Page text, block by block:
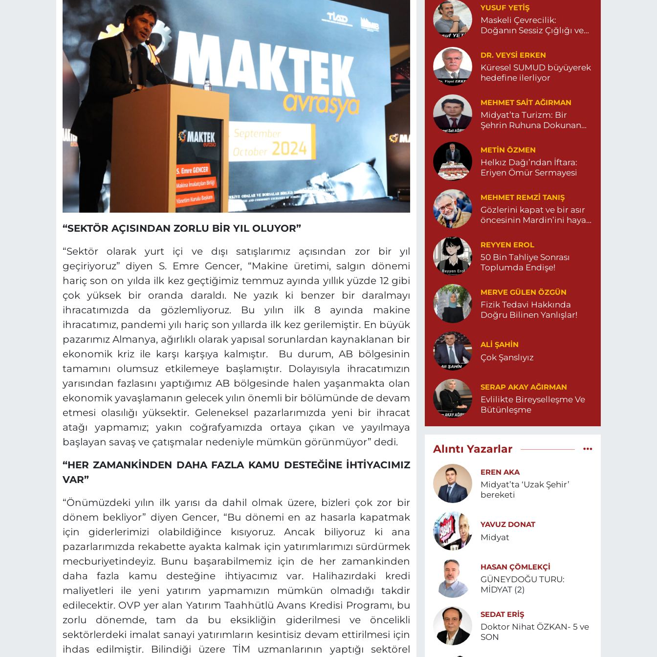
“SEKTÖR AÇISINDAN ZORLU BİR YIL OLUYOR”
“Sektör olarak yurt içi ve dışı satışlarımız açısından zor bir yıl
geçiriyoruz” diyen S. Emre Gencer, “Makine üretimi, salgın dönemi
hariç son on yılda ilk kez geçtiğimiz temmuz ayında yıllık yüzde 12 gibi
çok yüksek bir oranda daraldı. Ne yazık ki benzer bir daralmayı
ihracatımızda da gözlemliyoruz. Bu yılın ilk 8 ayında makine
ihracatımız, pandemi yılı hariç son yıllarda ilk kez gerilemiştir. En büyük
pazarımız Almanya, ağırlıklı olarak yapısal sorunlardan kaynaklanan bir
ekonomik kriz ile karşı karşıya kalmıştır. Bu durum, AB bölgesinin
tamamını olumsuz etkilemeye başlamıştır. Dolayısıyla ihracatımızın
yarısından fazlasını yaptığımız AB bölgesinde halen yaşanmakta olan
ekonomik yavaşlamanın gelecek yılın önemli bir bölümünde de devam
etmesi olasılığı yüksektir. Geleneksel pazarlarımızda yeni bir ihracat
atağı yapmamız; yakın coğrafyamızda ortaya çıkan ve yayılmaya
başlayan savaş ve çatışmalar nedeniyle mümkün görünmüyor” dedi.
“HER ZAMANKİNDEN DAHA FAZLA KAMU DESTEĞİNE İHTİYACIMIZ
VAR”
“Önümüzdeki yılın ilk yarısı da dahil olmak üzere, bizleri çok zor bir
dönem bekliyor” diyen Gencer, “Bu dönemi en az hasarla kapatmak
için giderlerimizi olabildiğince kısıyoruz. Ancak biliyoruz ki ana
pazarlarımızda rekabette ayakta kalmak için yatırımlarımızı sürdürmek
mecburiyetindeyiz. Bunu başarabilmemiz için de her zamankinden
daha fazla kamu desteğine ihtiyacımız var. Halihazırdaki kredi
maliyetleri ile yeni yatırım yapmamızın mümkün olmadığı takdir
edilecektir. OVP yer alan Yatırım Taahhütlü Avans Kredisi Programı, bu
zorlu dönemde, tam da bu eksikliğin giderilmesi ve öncelikli
sektörlerdeki imalat sanayi yatırımların kesintisiz devam ettirilmesi için
ihdas edilmiştir. Bilindiği üzere TİM uzmanlarının yaptığı sektörel
Dara Eczanesi
NUR MAHALLESİ VALİ OZAN CADDESİ DIŞ KAPI
NO:122G DEVLET HASTANESİ KARŞISI
(DİYARBAKIR YOLU CEPHESİ) 04822125304
0 (482) 212 53 04 Yol Tarifi Al
Özdemir Eczanesi
0 (482) 541 31 21 Yol Tarifi Al
YUSUF YETİŞ
Maskeli Çevrecilik:
Doğanın Sessiz Çığlığı ve
DR. VEYSI ERKEN
Küresel SUMUD büyüyerek
hedefine ilerliyor
MEHMET SAIT AĞIRMAN
Midyat’ta Turizm: Bir
Şehrin Ruhuna Dokunan
METIN ÖZMEN
Helkız Dağı’ndan İftara:
Eriyen Ömür Sermayesi
MEHMET REMZI TANIŞ
Gözlerini kapat ve bir asır
öncesinin Mardin’ini hayal
REYYEN EROL
50 Bin Tahliye Sonrası
Toplumda Endişe!
MERVE GÜLEN ÖZGÜN
Fizik Tedavi Hakkında
Doğru Bilinen Yanlışlar!
ALI ŞAHİN
Çok Şanslıyız
SERAP AKAY AĞIRMAN
Evlilikte Bireyselleşme Ve
Bütünleşme
Alıntı Yazarlar
EREN AKA
Midyat’ta ‘Uzak Şehir’
bereketi
YAVUZ DONAT
Midyat
HASAN ÇÖMLEKÇİ
GÜNEYDOĞU TURU:
MİDYAT (2)
SEDAT ERİŞ
Doktor Nihat ÖZKAN- 5 ve
SON